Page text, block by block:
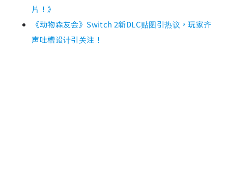
片！》
《动物森友会》Switch 2新DLC贴图引热议，玩家齐
声吐槽设计引关注！